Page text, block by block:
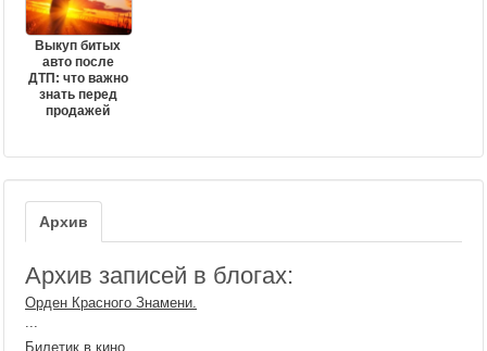
Выкуп битых
авто после
ДТП: что важно
знать перед
продажей
Архив
Архив записей в блогах:
Орден Красного Знамени.
...
Билетик в кино